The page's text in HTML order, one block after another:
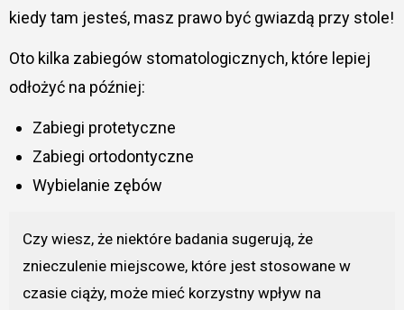
kiedy tam jesteś, masz prawo być gwiazdą przy stole!
Oto kilka zabiegów stomatologicznych, które lepiej
odłożyć na później:
Zabiegi protetyczne
Zabiegi ortodontyczne
Wybielanie zębów
Czy wiesz, że niektóre badania sugerują, że
znieczulenie miejscowe, które jest stosowane w
czasie ciąży, może mieć korzystny wpływ na